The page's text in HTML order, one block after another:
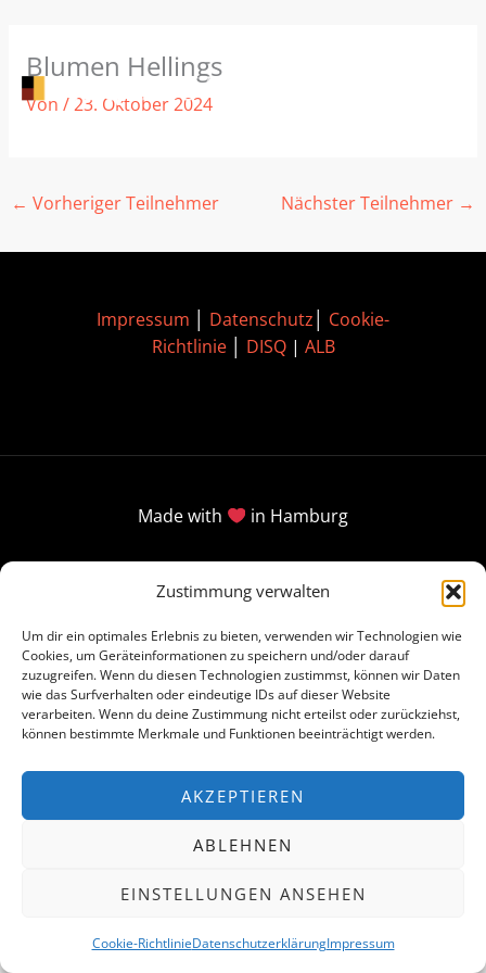
Zustimmung verwalten
Um dir ein optimales Erlebnis zu bieten, verwenden wir Technologien wie
Cookies, um Geräteinformationen zu speichern und/oder darauf
zuzugreifen. Wenn du diesen Technologien zustimmst, können wir Daten
wie das Surfverhalten oder eindeutige IDs auf dieser Website
verarbeiten. Wenn du deine Zustimmung nicht erteilst oder zurückziehst,
können bestimmte Merkmale und Funktionen beeinträchtigt werden.
AKZEPTIEREN
ABLEHNEN
EINSTELLUNGEN ANSEHEN
Cookie-RichtlinieDatenschutzerklärungImpressum
Inhalt
springen
Blumen Hellings
Von /23. Oktober 2024
← Vorheriger Teilnehmer Nächster Teilnehmer →
Impressum Datenschutz
Cookie-
Richtlinie│ DISQ| ALB
Made with in Hamburg